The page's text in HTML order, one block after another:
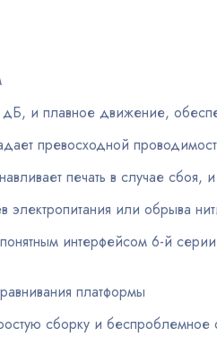
и плавное движение,
превосходной
печать в случае
электропитания или обрыва
интерфейсом 6-й
платформы
сборку и беспроблемное